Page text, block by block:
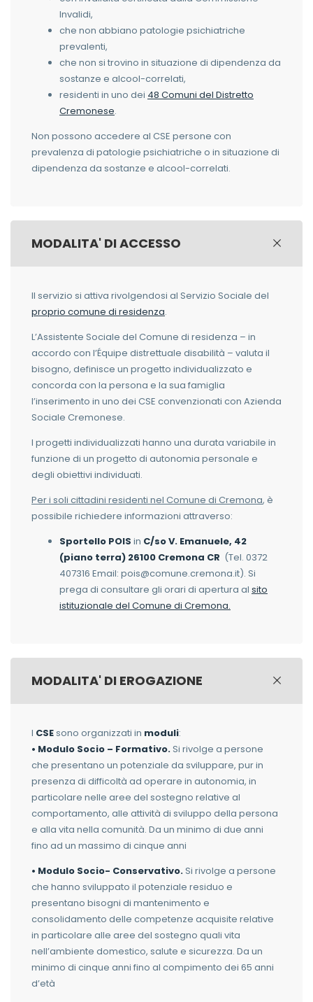
Invalidi,
che non abbiano patologie psichiatriche
prevalenti,
che non si trovino in situazione di dipendenza da
sostanze e alcool-correlati,
residenti in uno dei 48 Comuni del Distretto
Cremonese.
Non possono accedere al CSE persone con
prevalenza di patologie psichiatriche o in situazione di
dipendenza da sostanze e alcool-correlati.
MODALITA' DI ACCESSO
Il servizio si attiva rivolgendosi al Servizio Sociale del
proprio comune di residenza.
L’Assistente Sociale del Comune di residenza – in
accordo con l’Équipe distrettuale disabilità – valuta il
bisogno, definisce un progetto individualizzato e
concorda con la persona e la sua famiglia
l’inserimento in uno dei CSE convenzionati con Azienda
Sociale Cremonese.
I progetti individualizzati hanno una durata variabile in
funzione di un progetto di autonomia personale e
degli obiettivi individuati.
Per i soli cittadini residenti nel Comune di Cremona, è
possibile richiedere informazioni attraverso:
Sportello POIS in C/so V. Emanuele, 42
(piano terra) 26100 Cremona CR (Tel. 0372
407316 Email: pois@comune.cremona.it). Si
prega di consultare gli orari di apertura al sito
istituzionale del Comune di Cremona.
MODALITA' DI EROGAZIONE
I CSEsono organizzati in moduli:
• Modulo Socio – Formativo.Si rivolge a persone
che presentano un potenziale da sviluppare, pur in
presenza di difficoltà ad operare in autonomia, in
particolare nelle aree del sostegno relative al
comportamento, alle attività di sviluppo della persona
e alla vita nella comunità. Da un minimo di due anni
fino ad un massimo di cinque anni
• Modulo Socio- Conservativo.Si rivolge a persone
che hanno sviluppato il potenziale residuo e
presentano bisogni di mantenimento e
consolidamento delle competenze acquisite relative
in particolare alle aree del sostegno quali vita
nell’ambiente domestico, salute e sicurezza. Da un
minimo di cinque anni fino al compimento dei 65 anni
d’età